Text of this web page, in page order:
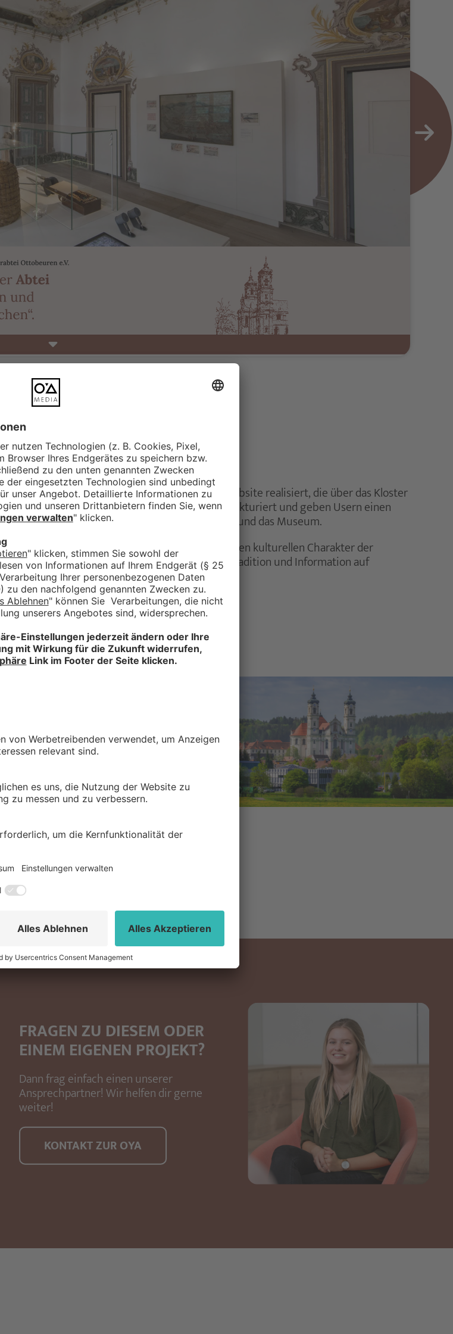
DESKTOP|
dieVereinigung Ottobeurenhaben wir eine Website realisiert, die über das Kloster
das Museum informiert. Die Inhalte sind klar strukturiert und geben Usern einen
Überblick über die Geschichte, den Verein und das Museum.
Design ist klassisch gehalten und unterstreicht den kulturellen Charakter der
So entsteht eine digitale Präsenz, die Tradition und Information auf
Weise verbindet.
FRAGEN ZU DIESEM ODER
EINEM EIGENEN PROJEKT?
Dann frag einfach einen unserer
Ansprechpartner! Wir helfen dir gerne
weiter!
KONTAKT ZUR OYA
ANJA SALGER
PROJEKTMANAGERIN